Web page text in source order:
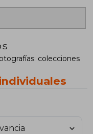
colecciones